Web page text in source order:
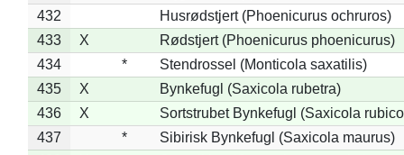
432
Husrødstjert (Phoenicurus ochruros)
433
X
Rødstjert (Phoenicurus phoenicurus)
434
*
Stendrossel (Monticola saxatilis)
435
X
Bynkefugl (Saxicola rubetra)
436
X
Sortstrubet Bynkefugl (Saxicola
437
*
Sibirisk Bynkefugl (Saxicola maurus)